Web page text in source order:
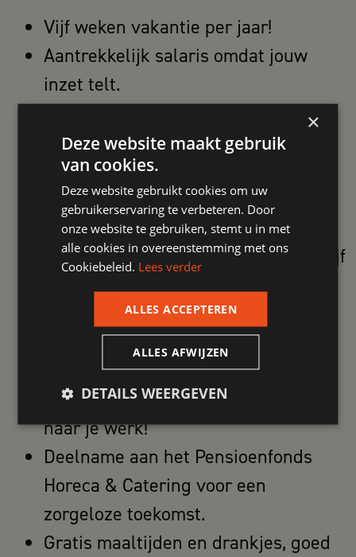
Vijf weken vakantie per jaar!
Aantrekkelijk salaris omdat jouw
inzet telt.
Extra beloningen voor topprestaties.
Focus op persoonlijke ontwikkeling,
wij stimuleren jouw groei.
Doorgroeimogelijkheden, samen
bouwen aan jouw toekomst!
Scholing en studie bespreekbaar blijf
leren en groeien.
Jaarcontract met uitzicht op vast
dienstverband voor een stabiele
loopbaan.
Reiskostenvergoeding, zorgeloos
naar je werk!
Deelname aan het Pensioenfonds
Horeca & Catering voor een
zorgeloze toekomst.
Gratis maaltijden en drankjes, goed
×
Deze website maakt gebruik
van cookies.
Deze website gebruikt cookies om uw
gebruikerservaring te verbeteren. Door
onze website te gebruiken, stemt u in met
alle cookies in overeenstemming met ons
Cookiebeleid. Lees verder
ALLES ACCEPTEREN
ALLES AFWIJZEN
DETAILS WEERGEVEN